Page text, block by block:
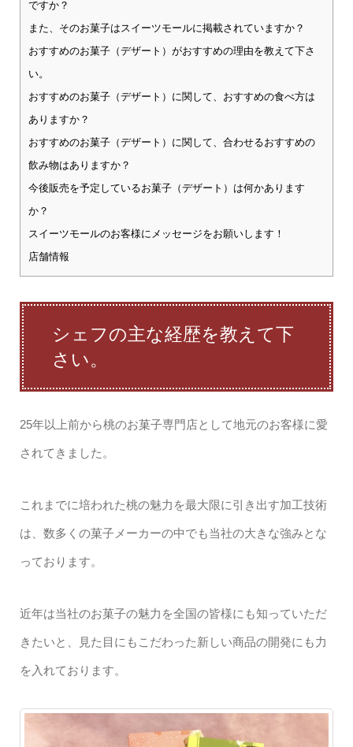
ですか？
また、そのお菓子はスイーツモールに掲載されていますか？
おすすめのお菓子（デザート）がおすすめの理由を教えて下さ
い。
おすすめのお菓子（デザート）に関して、おすすめの食べ方は
ありますか？
おすすめのお菓子（デザート）に関して、合わせるおすすめの
飲み物はありますか？
今後販売を予定しているお菓子（デザート）は何かあります
か？
スイーツモールのお客様にメッセージをお願いします！
店舗情報
シェフの主な経歴を教えて下
さい。
25年以上前から桃のお菓子専門店として地元のお客様に愛
されてきました。
これまでに培われた桃の魅力を最大限に引き出す加工技術
は、数多くの菓子メーカーの中でも当社の大きな強みとな
っております。
近年は当社のお菓子の魅力を全国の皆様にも知っていただ
きたいと、見た目にもこだわった新しい商品の開発にも力
を入れております。